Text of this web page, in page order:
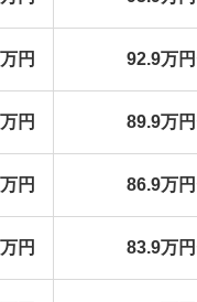
円 92.9万
円 89.9万
円 86.9万
円 83.9万